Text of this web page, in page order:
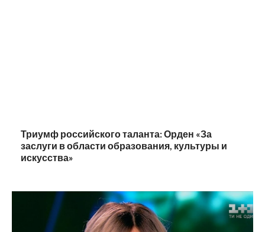
Триумф российского таланта: Орден «За
заслуги в области образования, культуры и
искусства»